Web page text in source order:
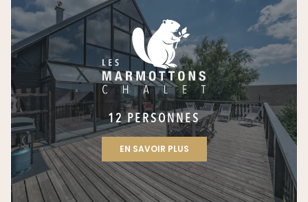
12 PERSONNES
EN SAVOIR PLUS